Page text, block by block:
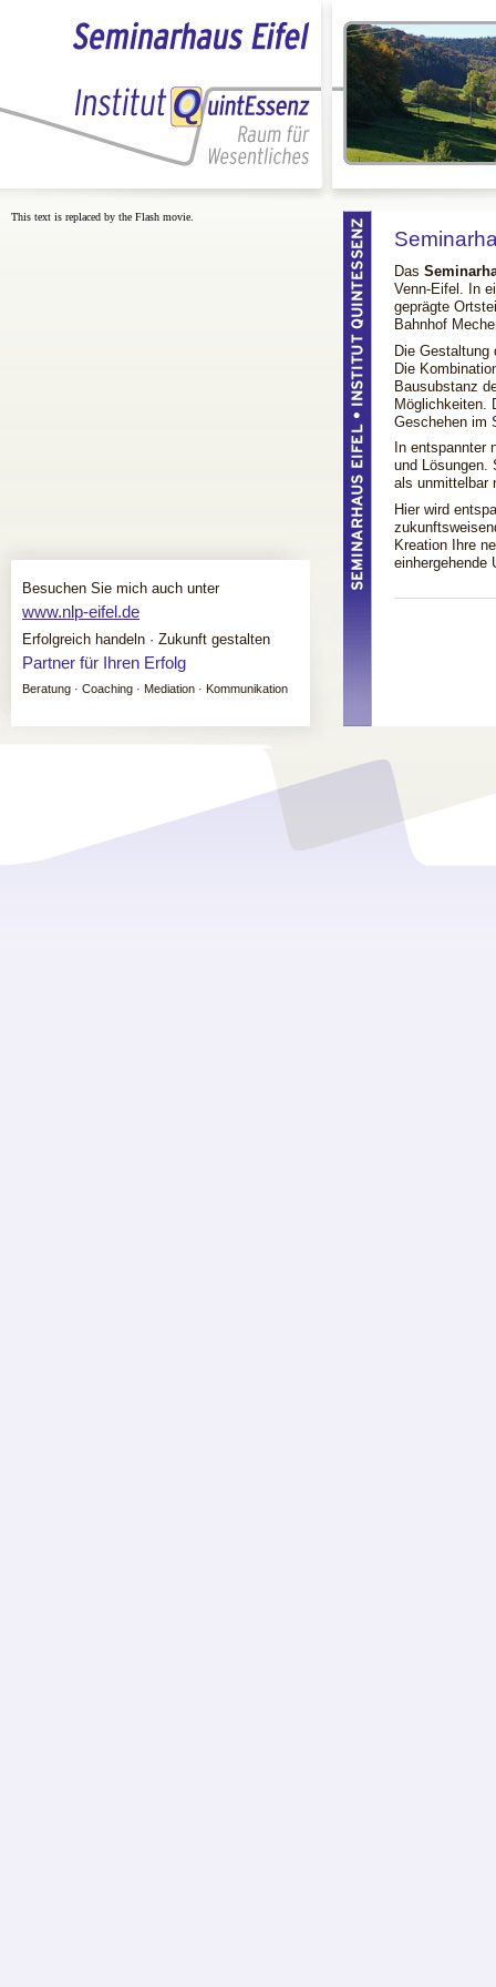
This text is replaced by the Flash movie.
Besuchen Sie mich auch unter
www.nlp-eifel.de
Erfolgreich handeln · Zukunft gestalten
Partner für Ihren Erfolg
Beratung · Coaching · Mediation · Kommunikation
Das
Venn-Eifel. In
geprägte
Bahnhof
Die Gestaltung
Die
Bausubstanz
Möglichkeiten.
Geschehen im
In entspannter
und Lösungen.
als unmittelbar
Hier wird
Kreation Ihre
einhergehende